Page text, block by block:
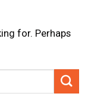
for. Perhaps